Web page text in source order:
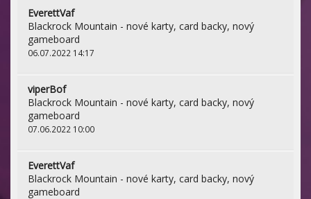
EverettVaf
Blackrock Mountain - nové karty, card backy, nový
gameboard
06.07.2022 14:17
viperBof
Blackrock Mountain - nové karty, card backy, nový
gameboard
07.06.2022 10:00
EverettVaf
Blackrock Mountain - nové karty, card backy, nový
gameboard